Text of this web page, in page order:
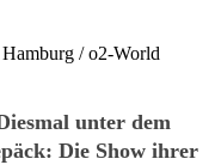
unter dem
Die Show ihrer